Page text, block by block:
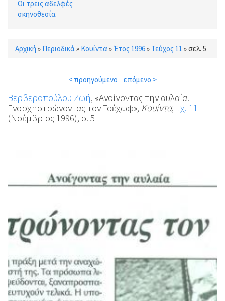
Οι τρεις αδελφές
σκηνοθεσία
Είστε εδώ
Αρχική » Περιοδικά» Κουίντα»Έτος 1996» Τεύχος 11 »σελ. 5
< προηγούμενο επόμενο >
Βερβεροπούλου Ζωή, «Ανοίγοντας την αυλαία.
Ενορχηστρώνοντας τον Τσέχωφ», Κουίντα, τχ. 11
(Νοέμβριος 1996), σ. 5